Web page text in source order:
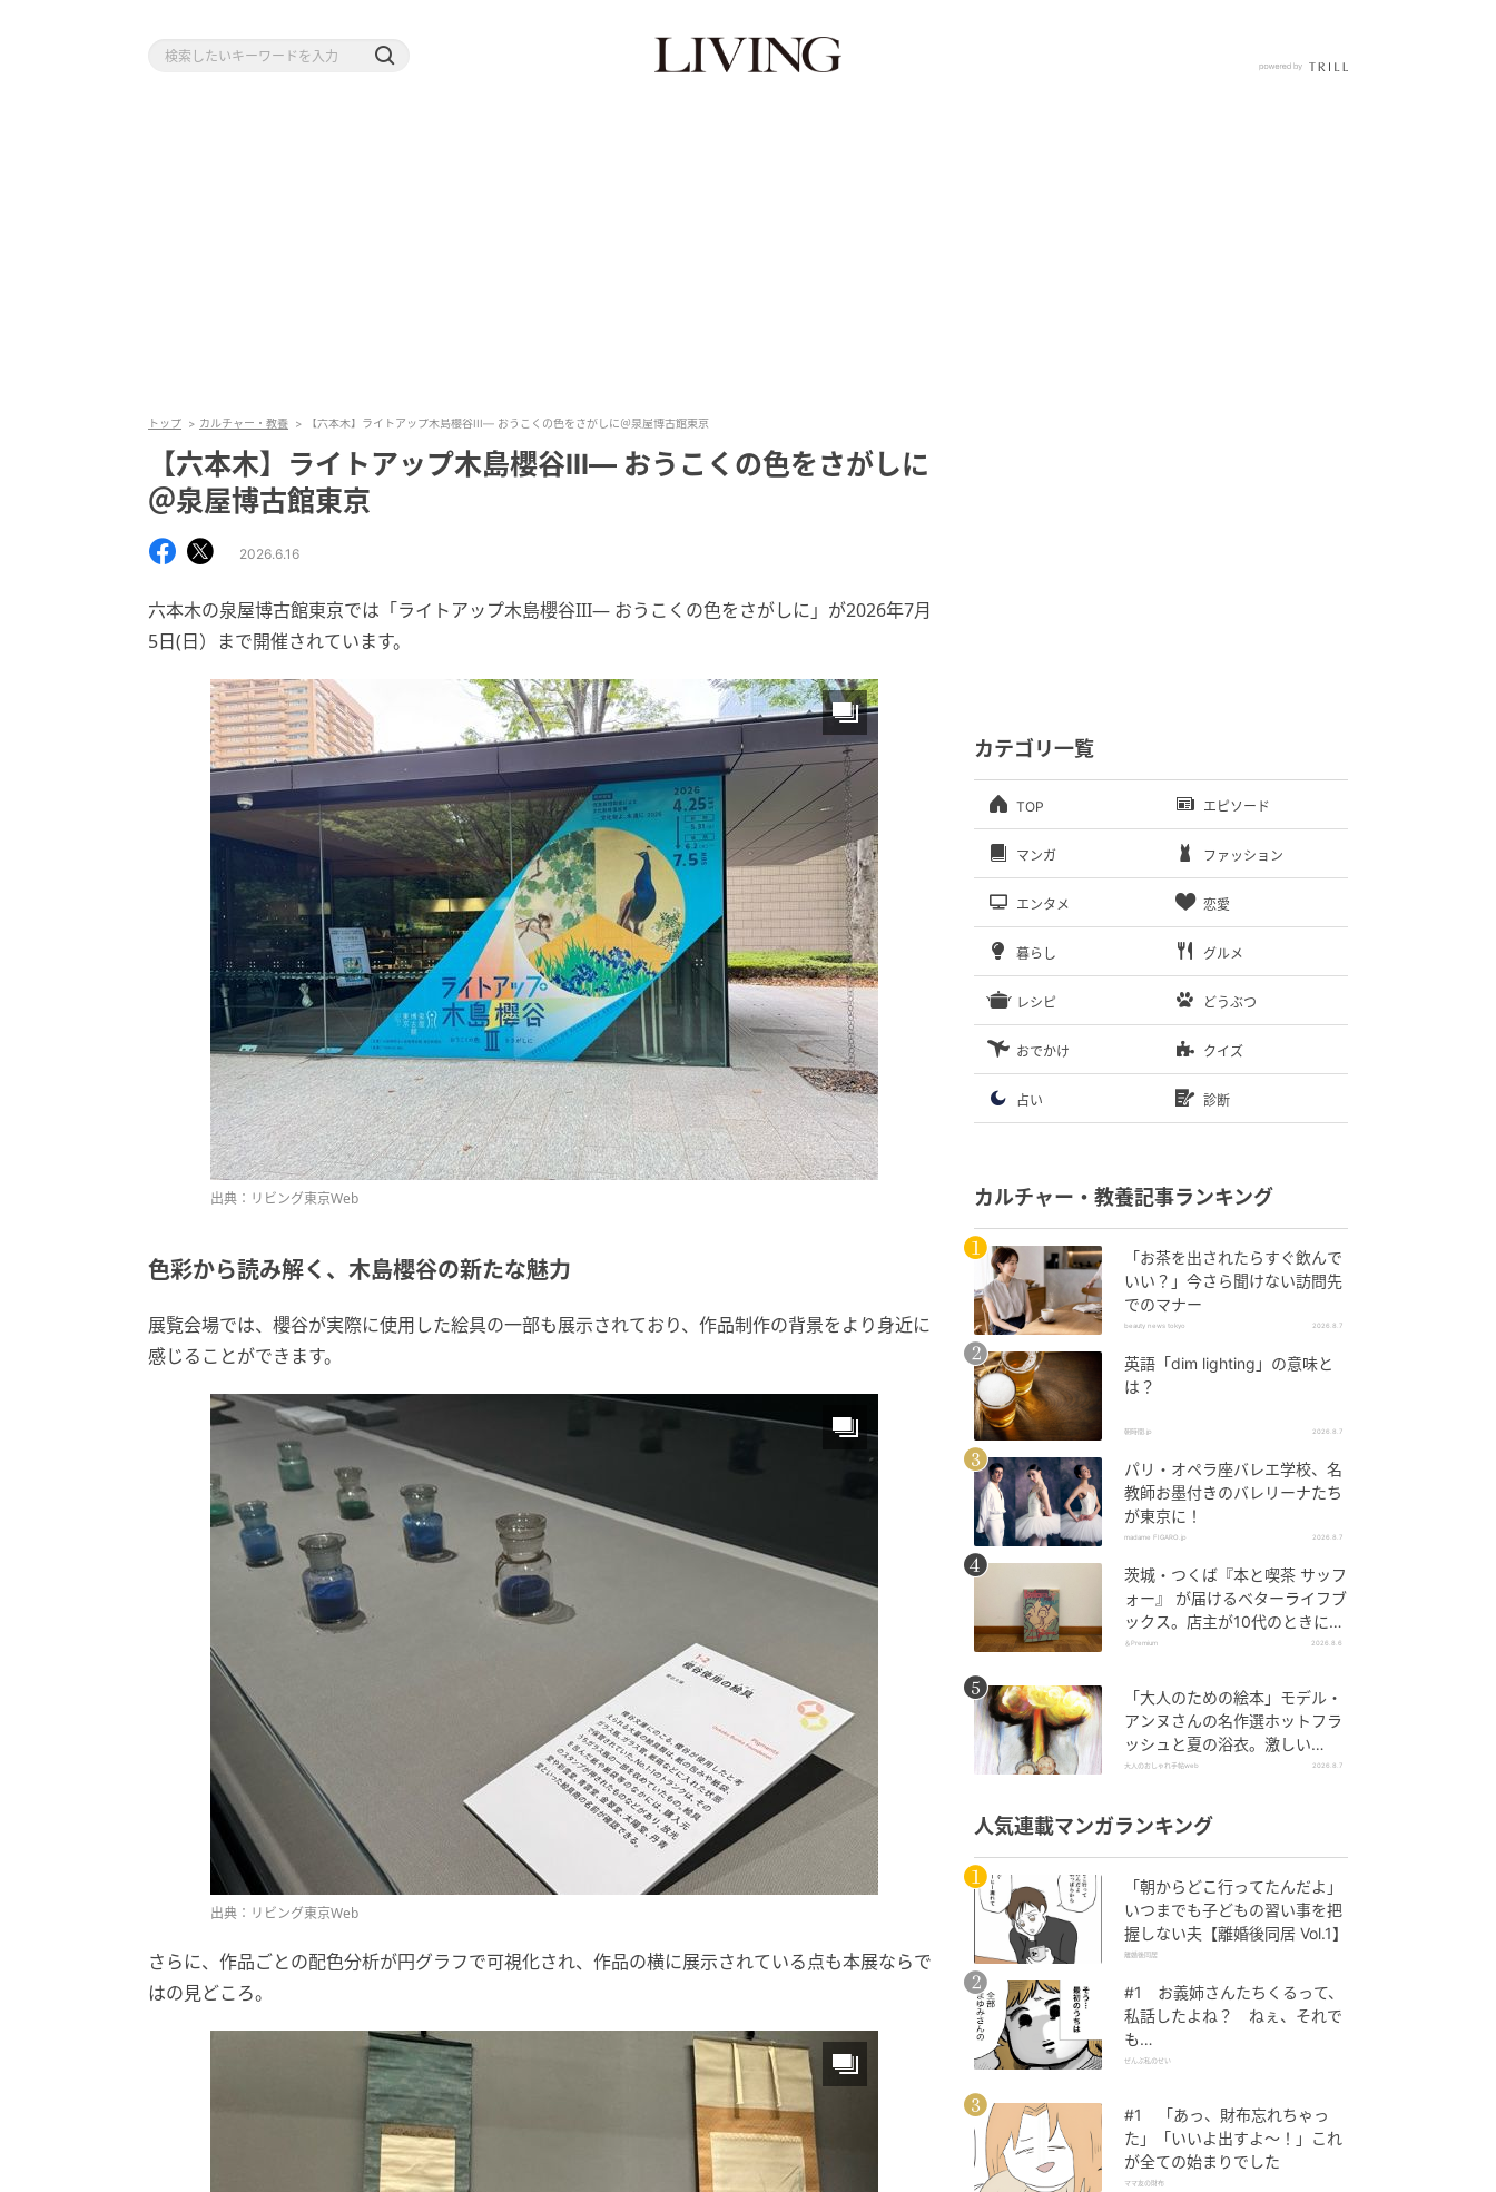
トップ カルチャー・教養 【六本木】ライトアップ木島櫻谷III― おうこくの色をさがしに＠泉屋博古館東京
【六本木】ライトアップ木島櫻谷III― おうこくの色をさがしに
＠泉屋博古館東京
2026.6.16
六本木の泉屋博古館東京では「ライトアップ木島櫻谷III― おうこくの色をさがしに」が2026年7月
5日(日）まで開催されています。
出典：リビング東京Web
色彩から読み解く、木島櫻谷の新たな魅力
展覧会場では、櫻谷が実際に使用した絵具の一部も展示されており、作品制作の背景をより身近に
感じることができます。
出典：リビング東京Web
さらに、作品ごとの配色分析が円グラフで可視化され、作品の横に展示されている点も本展ならで
はの見どころ。
カテゴリ一覧
TOP エピソード
マンガ ファッション
エンタメ 恋愛
暮らし グルメ
レシピ どうぶつ
おでかけ クイズ
占い 診断
カルチャー・教養記事ランキング
「お茶を出されたらすぐ飲んで
いい？」今さら聞けない訪問先
でのマナー
beauty news tokyo 2026.8.7
英語「dim lighting」の意味と
は？
朝時間.jp 2026.8.7
パリ・オペラ座バレエ学校、名
教師お墨付きのバレリーナたち
が東京に！
madame FIGARO.jp 2026.8.7
茨城・つくば『本と喫茶 サッフ
ォー』 が届けるベターライフブ
ックス。店主が10代のときに、
私の生き方を変えた本として挙
散弾銃』。
＆Premium 2026.8.6
「大人のための絵本」モデル・
アンヌさんの名作選ホットフラ
ッシュと夏の浴衣。激しい
「熱」が教えてくれた平和の絵
っ！』～vol.47
大人のおしゃれ手帖web 2026.8.7
人気連載マンガランキング
「朝からどこ行ってたんだよ」
いつまでも子どもの習い事を把
握しない夫【離婚後同居 Vol.1】
離婚後同居
#1 お義姉さんたちくるって、
私話したよね？ ねぇ、それで
も…
ぜんぶ私のせい
#1 「あっ、財布忘れちゃっ
た」「いいよ出すよ〜！」これ
が全ての始まりでした
ママ友の財布